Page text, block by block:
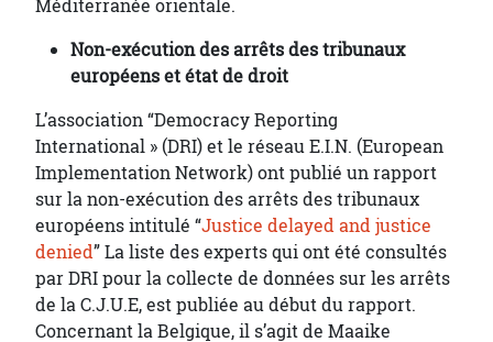
Méditerranée orientale.
Non-exécution des arrêts des tribunaux
européens et état de droit
L’association “Democracy Reporting
International » (DRI) et le réseau E.I.N. (European
Implementation Network) ont publié un rapport
sur la non-exécution des arrêts des tribunaux
européens intitulé “Justice delayed and justice
denied” La liste des experts qui ont été consultés
par DRI pour la collecte de données sur les arrêts
de la C.J.U.E, est publiée au début du rapport.
Concernant la Belgique, il s’agit de Maaike